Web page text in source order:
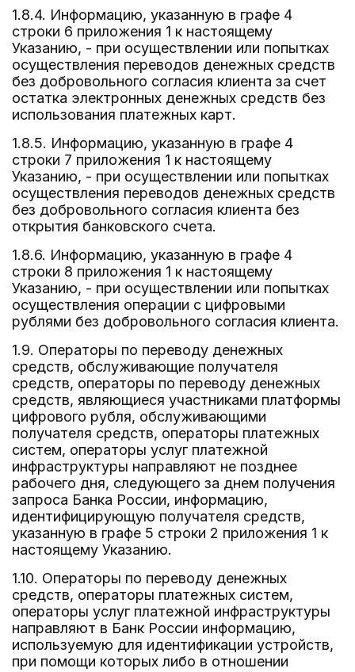
1.8.4. Информацию, указанную в графе 4
строки 6 приложения 1 к настоящему
Указанию, - при осуществлении или попытках
осуществления переводов денежных средств
без добровольного согласия клиента за счет
остатка электронных денежных средств без
использования платежных карт.
1.8.5. Информацию, указанную в графе 4
строки 7 приложения 1 к настоящему
Указанию, - при осуществлении или попытках
осуществления переводов денежных средств
без добровольного согласия клиента без
открытия банковского счета.
1.8.6. Информацию, указанную в графе 4
строки 8 приложения 1 к настоящему
Указанию, - при осуществлении или попытках
осуществления операции с цифровыми
рублями без добровольного согласия клиента.
1.9. Операторы по переводу денежных
средств, обслуживающие получателя
средств, операторы по переводу денежных
средств, являющиеся участниками платформы
цифрового рубля, обслуживающими
получателя средств, операторы платежных
систем, операторы услуг платежной
инфраструктуры направляют не позднее
рабочего дня, следующего за днем получения
запроса Банка России, информацию,
идентифицирующую получателя средств,
указанную в графе 5 строки 2 приложения 1 к
настоящему Указанию.
1.10. Операторы по переводу денежных
средств, операторы платежных систем,
операторы услуг платежной инфраструктуры
направляют в Банк России информацию,
используемую для идентификации устройств,
при помощи которых либо в отношении